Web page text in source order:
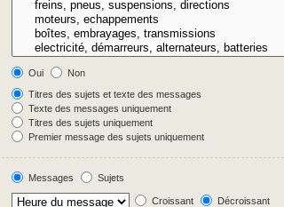
Oui
Non
Titres des sujets et texte des messages
Texte des messages uniquement
Titres des sujets uniquement
Premier message des sujets uniquement
Messages
Sujets
Croissant Décroissant